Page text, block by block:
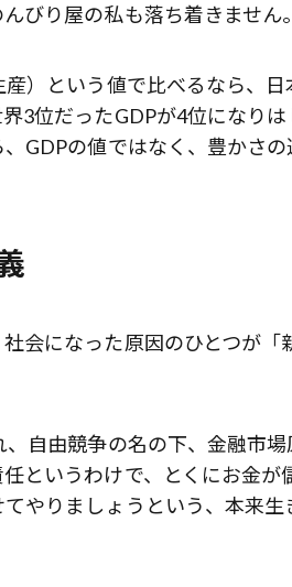
びり屋の私も落ち着きません。
）という値で比べるなら、
3位だったGDPが4位になり
GDPの値ではなく、豊かさ
会になった原因のひとつが「
自由競争の名の下、金融市
というわけで、とくにお金
やりましょうという、本来